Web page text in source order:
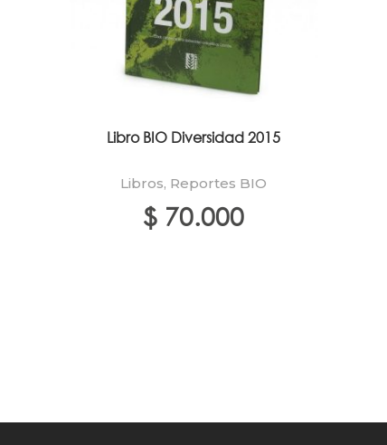
Libro BIO Diversidad 2015
Libros, Reportes BIO
$ 70.000